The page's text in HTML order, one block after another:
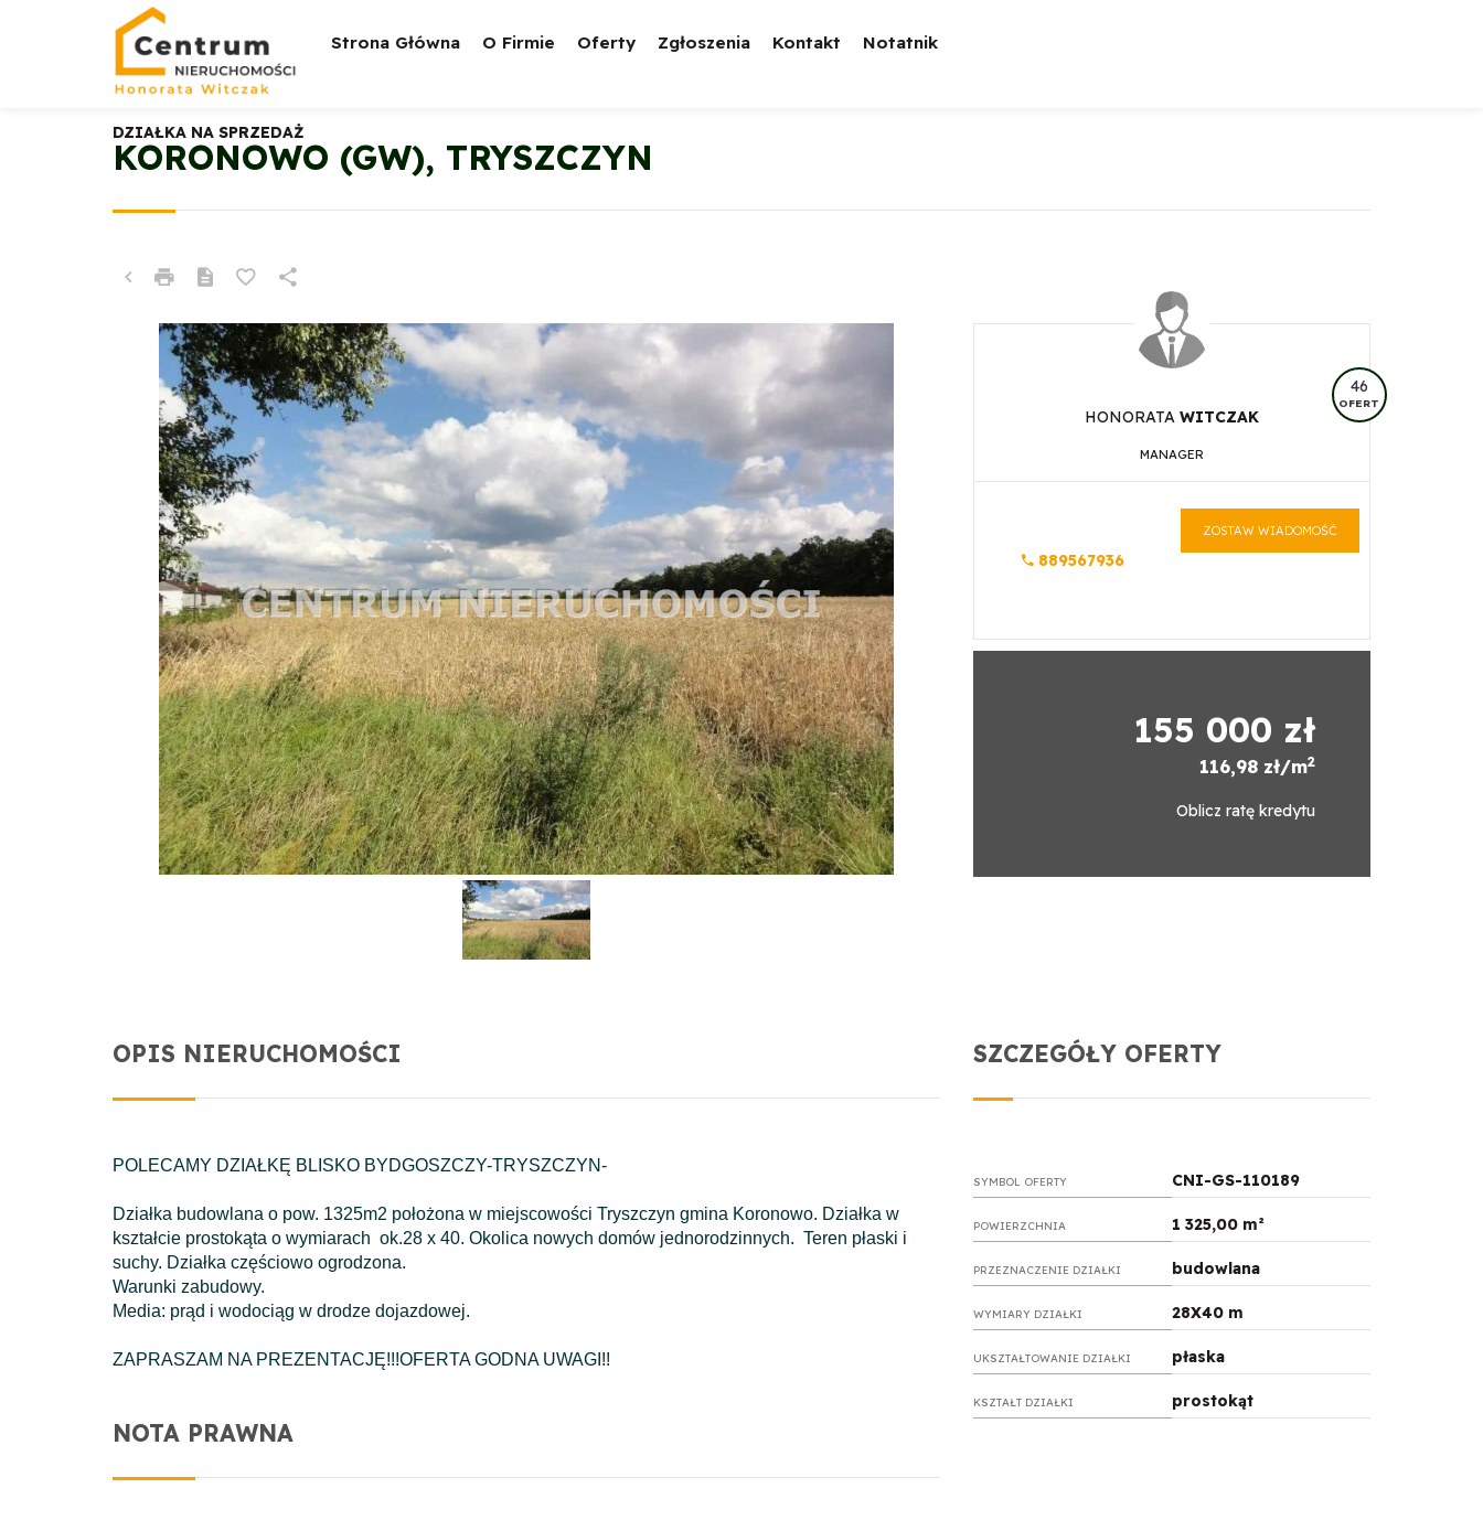
Strona Główna O Firmie Oferty Zgłoszenia Kontakt Notatnik
KORONOWO (GW), TRYSZCZYN
DZIAŁKA NA SPRZEDAŻ
46
OFERT
HONORATA WITCZAK
MANAGER
889567936
ZOSTAW WIADOMOŚĆ
155 000 zł
116,98 zł/m2
Oblicz ratę kredytu
OPIS NIERUCHOMOŚCI
POLECAMY DZIAŁKĘ BLISKO BYDGOSZCZY-TRYSZCZYN-
Działka budowlana o pow. 1325m2 położona w miejscowości Tryszczyn gmina Koronowo. Działka w
kształcie prostokąta o wymiarach ok.28 x 40. Okolica nowych domów jednorodzinnych. Teren płaski i
suchy. Działka częściowo ogrodzona.
Warunki zabudowy.
Media: prąd i wodociąg w drodze dojazdowej.
ZAPRASZAM NA PREZENTACJĘ!!!OFERTA GODNA UWAGI!!
NOTA PRAWNA
SZCZEGÓŁY OFERTY
SYMBOL OFERTY CNI-GS-110189
POWIERZCHNIA 1 325,00 m²
PRZEZNACZENIE DZIAŁKI budowlana
WYMIARY DZIAŁKI 28X40 m
UKSZTAŁTOWANIE DZIAŁKI płaska
KSZTAŁT DZIAŁKI prostokąt